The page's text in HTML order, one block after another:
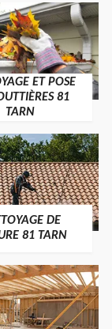
ET POSE
81
TARN
DE
81 TARN